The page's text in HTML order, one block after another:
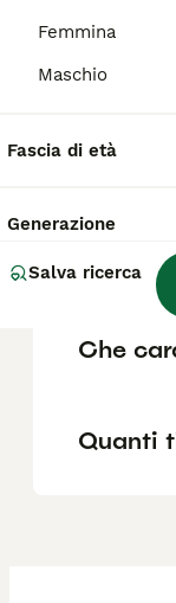
Femmina
Maschio
Fascia di età
Generazione
Salva ricerca
spitz e
Quanti
spitz?
Che
Quanti